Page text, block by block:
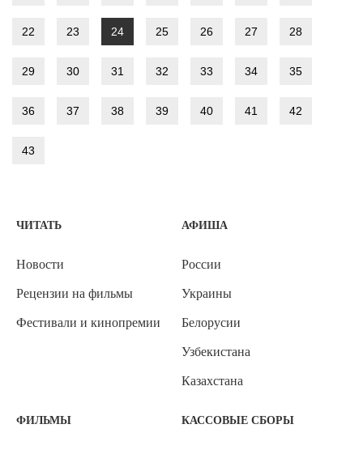
22 23 24 25 26 27 28
29 30 31 32 33 34 35
36 37 38 39 40 41 42
43
ЧИТАТЬ
Новости
Рецензии на фильмы
Фестивали и кинопремии
АФИША
России
Украины
Белорусии
Узбекистана
Казахстана
ФИЛЬМЫ КАССОВЫЕ СБОРЫ